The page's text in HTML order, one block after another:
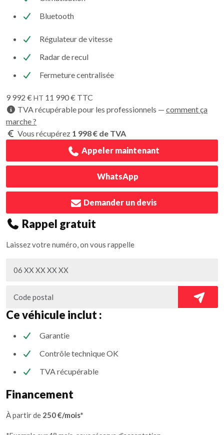
Bluetooth
Régulateur de vitesse
Radar de recul
Fermeture centralisée
9 992 €HT 11 990 € TTC
TVA récupérable pour les professionnels — comment ça
marche ?
Vous récupérez 1 998 € de TVA
Appeler maintenant
WhatsApp
Demander un devis
Rappel gratuit
Laissez votre numéro, on vous rappelle
Ce véhicule inclut :
Garantie
Contrôle technique OK
TVA récupérable
Financement
À partir de 250 €/mois*